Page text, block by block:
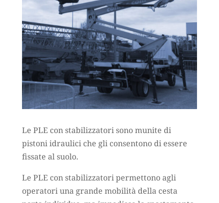
Le PLE con stabilizzatori sono munite di
pistoni idraulici che gli consentono di essere
fissate al suolo.
Le PLE con stabilizzatori permettono agli
operatori una grande mobilità della cesta